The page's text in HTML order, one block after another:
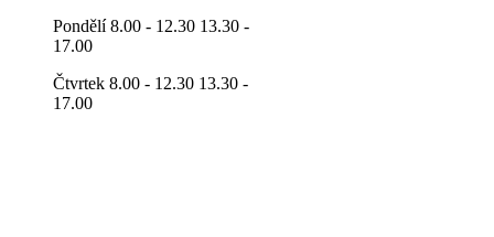
Pondělí 8.00 - 12.30 13.30 -
17.00
Čtvrtek 8.00 - 12.30 13.30 -
17.00